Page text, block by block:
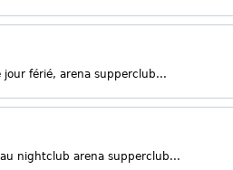
jour férié, arena supperclub...
nightclub arena supperclub...